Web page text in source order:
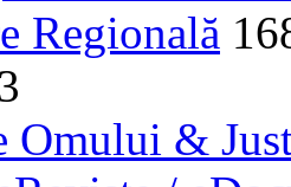
Regională
Omului &